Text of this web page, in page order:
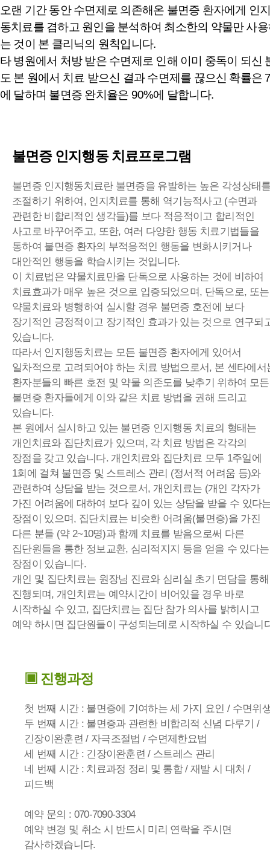
오랜 기간 동안 수면제로 의존해온 불면증 환자에게 인
동치료를 겸하고 원인을 분석하여 최소한의 약물만 사
는 것이 본 클리닉의 원칙입니다.
타 병원에서 처방 받은 수면제로 인해 이미 중독이 되신
도 본 원에서 치료 받으신 결과 수면제를 끊으신 확률은
에 달하며 불면증 완치율은 90%에 달합니다.
불면증 인지행동 치료프로그램
불면증 인지행동치료란 불면증을 유발하는 높은 각성상태
조절하기 위하여, 인지치료를 통해 역기능적사고 (수면과
관련한 비합리적인 생각들)를 보다 적응적이고 합리적인
사고로 바꾸어주고, 또한, 여러 다양한 행동 치료기법들을
통하여 불면증 환자의 부적응적인 행동을 변화시키거나
대안적인 행동을 학습시키는 것입니다.
이 치료법은 약물치료만을 단독으로 사용하는 것에 비하여
치료효과가 매우 높은 것으로 입증되었으며, 단독으로, 또는
약물치료와 병행하여 실시할 경우 불면증 호전에 보다
장기적인 긍정적이고 장기적인 효과가 있는 것으로 연구되
있습니다.
따라서 인지행동치료는 모든 불면증 환자에게 있어서
일차적으로 고려되어야 하는 치료 방법으로서, 본 센타에서
환자분들의 빠른 호전 및 약물 의존도를 낮추기 위하여 모든
불면증 환자들에게 이와 같은 치료 방법을 권해 드리고
있습니다.
본 원에서 실시하고 있는 불면증 인지행동 치료의 형태는
개인치료와 집단치료가 있으며, 각 치료 방법은 각각의
장점을 갖고 있습니다. 개인치료와 집단치료 모두 1주일에
1회에 걸쳐 불면증 및 스트레스 관리 (정서적 어려움 등)와
관련하여 상담을 받는 것으로서, 개인치료는 (개인 각자가
가진 어려움에 대하여 보다 깊이 있는 상담을 받을 수 있다
장점이 있으며, 집단치료는 비슷한 어려움(불면증)을 가진
다른 분들 (약 2~10명)과 함께 치료를 받음으로써 다른
집단원들을 통한 정보교환, 심리적지지 등을 얻을 수 있다는
장점이 있습니다.
개인 및 집단치료는 원장님 진료와 심리실 초기 면담을 통해
진행되며, 개인치료는 예약시간이 비어있을 경우 바로
시작하실 수 있고, 집단치료는 집단 참가 의사를 밝히시고
예약 하시면 집단원들이 구성되는데로 시작하실 수 있습니
▣ 진행과정
첫 번째 시간 : 불면증에 기여하는 세 가지 요인 / 수면위
두 번째 시간 : 불면증과 관련한 비합리적 신념 다루기 /
긴장이완훈련 / 자극조절법 / 수면제한요법
세 번째 시간 : 긴장이완훈련 / 스트레스 관리
네 번째 시간 : 치료과정 정리 및 통합 / 재발 시 대처 /
피드백
예약 문의 : 070-7090-3304
예약 변경 및 취소 시 반드시 미리 연락을 주시면
감사하겠습니다.